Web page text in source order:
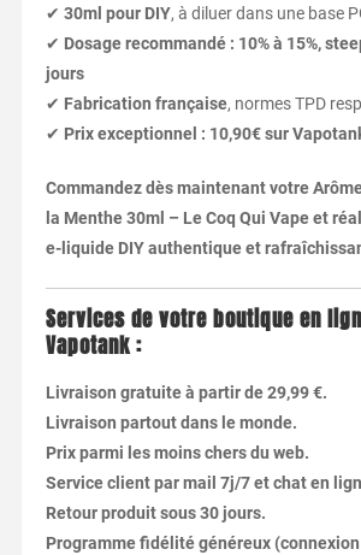
✔ 30ml pour DIY, à diluer dans une base
✔ Dosage recommandé : 10% à 15%,
jours
✔ Fabrication française, normes TPD
✔ Prix exceptionnel : 10,90€ sur
Commandez dès maintenant votre
la Menthe 30ml – Le Coq Qui Vape et
e-liquide DIY authentique et
Services de votre boutique en
Vapotank :
Livraison gratuite à partir de 29,99 €.
Livraison partout dans le monde.
Prix parmi les moins chers du web.
Service client par mail 7j/7 et chat en
Retour produit sous 30 jours.
Programme fidélité généreux (connexion